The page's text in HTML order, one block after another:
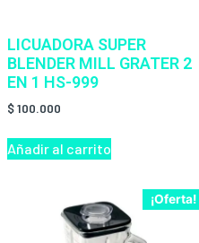
LICUADORA SUPER
BLENDER MILL GRATER 2
EN 1 HS-999
$100.000
Añadir al carrito
¡Oferta!